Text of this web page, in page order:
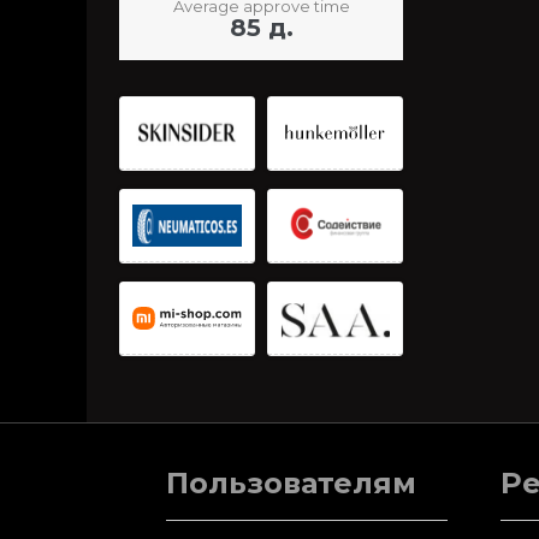
Average approve time
85 д.
Пользователям